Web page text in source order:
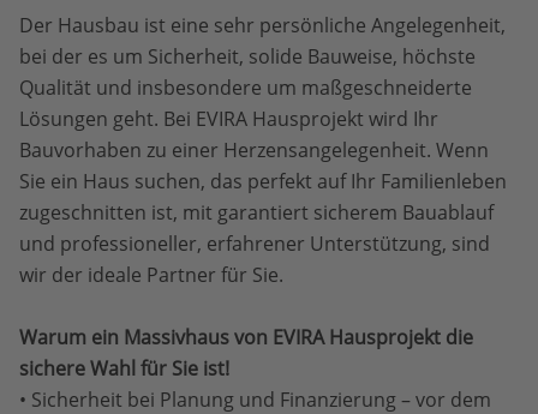
Der Hausbau ist eine sehr persönliche Angelegenheit,
bei der es um Sicherheit, solide Bauweise, höchste
Qualität und insbesondere um maßgeschneiderte
Lösungen geht. Bei EVIRA Hausprojekt wird Ihr
Bauvorhaben zu einer Herzensangelegenheit. Wenn
Sie ein Haus suchen, das perfekt auf Ihr Familienleben
zugeschnitten ist, mit garantiert sicherem Bauablauf
und professioneller, erfahrener Unterstützung, sind
wir der ideale Partner für Sie.
Warum ein Massivhaus von EVIRA Hausprojekt die
sichere Wahl für Sie ist!
• Sicherheit bei Planung und Finanzierung – vor dem